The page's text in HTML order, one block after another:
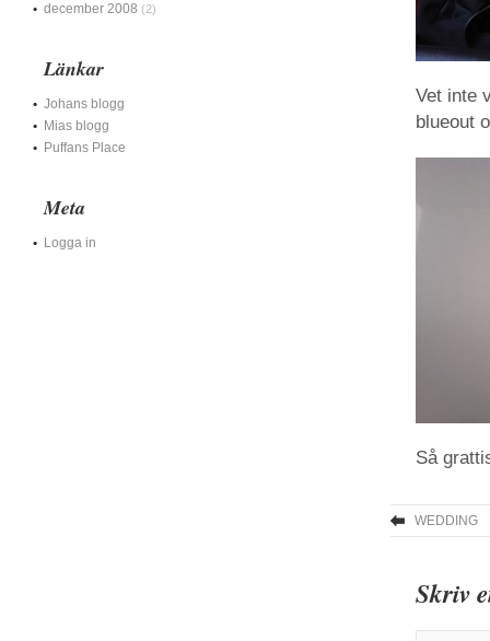
Vet inte
blueout
Så
WEDDING
Skriv
december 2008 (2)
Länkar
Johans blogg
Mias blogg
Puffans Place
Meta
Logga in